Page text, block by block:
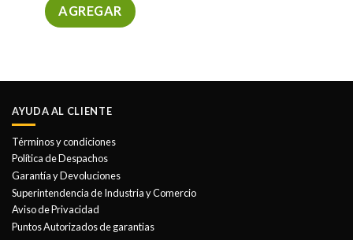
AGREGAR
múltiples
Las
elegir
en
la
página
AYUDA AL CLIENTE
Términos y condiciones
Política de Despachos
Garantía y Devoluciones
Superintendencia de Industria y Comercio
Aviso de Privacidad
Puntos Autorizados de garantias